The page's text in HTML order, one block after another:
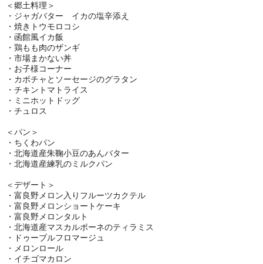
＜郷土料理＞
・ジャガバター イカの塩辛添え
・焼きトウモロコシ
・函館風イカ飯
・鶏もも肉のザンギ
・市場まかない丼
・お子様コーナー
・カボチャとソーセージのグラタン
・チキントマトライス
・ミニホットドッグ
・チュロス
＜パン＞
・ちくわパン
・北海道産朱鞠小豆のあんバター
・北海道産練乳のミルクパン
＜デザート＞
・富良野メロン入りフルーツカクテル
・富良野メロンショートケーキ
・富良野メロンタルト
・北海道産マスカルポーネのティラミス
・ドゥーブルフロマージュ
・メロンロール
・イチゴマカロン